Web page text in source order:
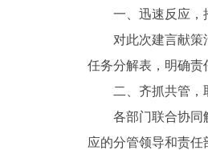
一、迅速反应，
对此次建言献策
任务分解表，明确责
二、齐抓共管，
各部门联合协同
应的分管领导和责